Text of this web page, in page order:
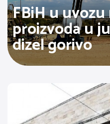
FBiH u
proizvoda u
dizel gorivo